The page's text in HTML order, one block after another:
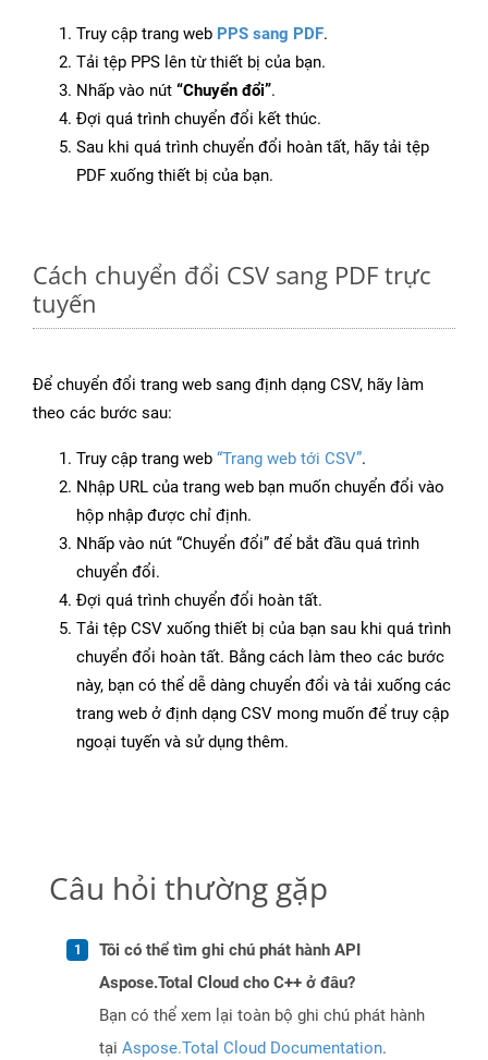
Truy cập trang web PPS sang PDF.
Tải tệp PPS lên từ thiết bị của bạn.
Nhấp vào nút “Chuyển đổi”.
Đợi quá trình chuyển đổi kết thúc.
Sau khi quá trình chuyển đổi hoàn tất, hãy tải tệp
PDF xuống thiết bị của bạn.
Cách chuyển đổi CSV sang PDF trực
tuyến
Để chuyển đổi trang web sang định dạng CSV, hãy làm
theo các bước sau:
Truy cập trang web “Trang web tới CSV”.
Nhập URL của trang web bạn muốn chuyển đổi vào
hộp nhập được chỉ định.
Nhấp vào nút “Chuyển đổi” để bắt đầu quá trình
chuyển đổi.
Đợi quá trình chuyển đổi hoàn tất.
Tải tệp CSV xuống thiết bị của bạn sau khi quá trình
chuyển đổi hoàn tất. Bằng cách làm theo các bước
này, bạn có thể dễ dàng chuyển đổi và tải xuống các
trang web ở định dạng CSV mong muốn để truy cập
ngoại tuyến và sử dụng thêm.
Câu hỏi thường gặp
Tôi có thể tìm ghi chú phát hành API
Aspose.Total Cloud cho C++ ở đâu?
Bạn có thể xem lại toàn bộ ghi chú phát hành
tại Aspose.Total Cloud Documentation.